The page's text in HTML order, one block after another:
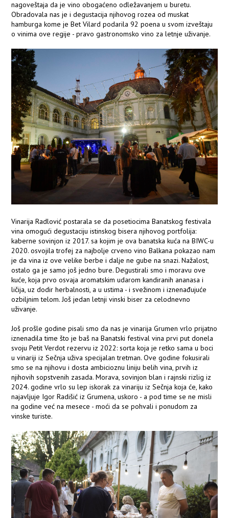
nagoveštaja da je vino obogaćeno odležavanjem u buretu.
Obradovala nas je i degustacija njihovog rozea od muskat
hamburga kome je Bet Vilard podarila 92 poena u svom izveštaju
o vinima ove regije - pravo gastronomsko vino za letnje uživanje.
Vinarija Radlović postarala se da posetiocima Banatskog festivala
vina omogući degustaciju istinskog bisera njihovog portfolija:
kaberne sovinjon iz 2017. sa kojim je ova banatska kuća na BIWC-u
2020. osvojila trofej za najbolje crveno vino Balkana pokazao nam
je da vina iz ove velike berbe i dalje ne gube na snazi. Nažalost,
ostalo ga je samo još jedno bure. Degustirali smo i moravu ove
kuće, koja prvo osvaja aromatskim udarom kandiranih ananasa i
ličija, uz dodir herbalnosti, a u ustima - i svežinom i iznenađujuće
ozbiljnim telom. Još jedan letnji vinski biser za celodnevno
uživanje.
Još prošle godine pisali smo da nas je vinarija Grumen vrlo prijatno
iznenadila time što je baš na Banatski festival vina prvi put donela
svoju Petit Verdot rezervu iz 2022: sorta koja je retko sama u boci
u vinariji iz Sečnja uživa specijalan tretman. Ove godine fokusirali
smo se na njihovu i dosta ambicioznu liniju belih vina, prvih iz
njihovih sopstvenih zasada. Morava, sovinjon blan i rajnski rizlig iz
2024. godine vrlo su lep iskorak za vinariju iz Sečnja koja će, kako
najavljuje Igor Radišić iz Grumena, uskoro - a pod time se ne misli
na godine već na mesece - moći da se pohvali i ponudom za
vinske turiste.